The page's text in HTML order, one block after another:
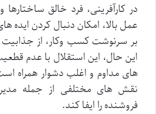
در کارآفرینی، فرد خالق
عمل بالا، امکان دنبال کردن
بر سرنوشت کسب وکار، از
این حال، این استقلال با عدم
های مداوم و اغلب دشوار همراه
نقش های مختلفی از جمله مدیر،
فروشنده را ایفا کند.